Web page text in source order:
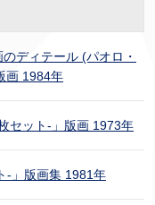
ディテール (パオロ・
画 1984年
セット-」版画 1973年
-」版画集 1981年